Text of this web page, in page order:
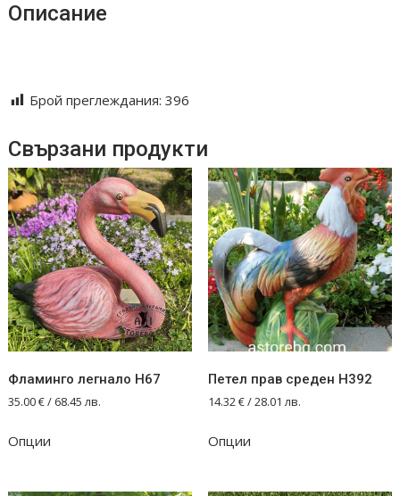
Описание
Брой преглеждания: 396
Свързани продукти
Фламинго легнало Н67
35.00€/ 68.45 лв.
Опции
Петел прав среден Н392
14.32€/ 28.01 лв.
Опции